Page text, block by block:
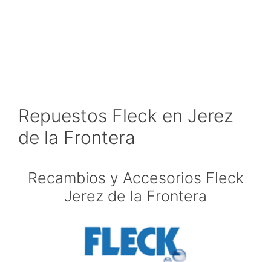
Repuestos Fleck en Jerez
de la Frontera
Recambios y Accesorios Fleck
Jerez de la Frontera